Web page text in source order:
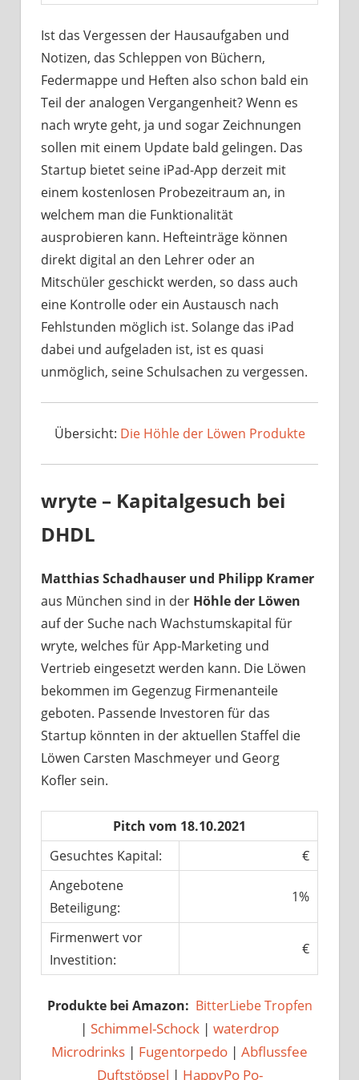
Ist das Vergessen der Hausaufgaben und
Notizen, das Schleppen von Büchern,
Federmappe und Heften also schon bald ein
Teil der analogen Vergangenheit? Wenn es
nach wryte geht, ja und sogar Zeichnungen
sollen mit einem Update bald gelingen. Das
Startup bietet seine iPad-App derzeit mit
einem kostenlosen Probezeitraum an, in
welchem man die Funktionalität
ausprobieren kann. Hefteinträge können
direkt digital an den Lehrer oder an
Mitschüler geschickt werden, so dass auch
eine Kontrolle oder ein Austausch nach
Fehlstunden möglich ist. Solange das iPad
dabei und aufgeladen ist, ist es quasi
unmöglich, seine Schulsachen zu vergessen.
Übersicht: Die Höhle der Löwen Produkte
wryte – Kapitalgesuch bei
DHDL
Matthias Schadhauser und Philipp Kramer
aus München sind in der Höhle der Löwen
auf der Suche nach Wachstumskapital für
wryte, welches für App-Marketing und
Vertrieb eingesetzt werden kann. Die Löwen
bekommen im Gegenzug Firmenanteile
geboten. Passende Investoren für das
Startup könnten in der aktuellen Staffel die
Löwen Carsten Maschmeyer und Georg
Kofler sein.
Pitch vom 18.10.2021
Gesuchtes Kapital:
€
Angebotene
Beteiligung:
1%
Firmenwert vor
Investition:
€
Produkte bei Amazon: BitterLiebe Tropfen
| Schimmel-Schock | waterdrop
Microdrinks | Fugentorpedo | Abflussfee
Duftstöpsel | HappyPo Po-